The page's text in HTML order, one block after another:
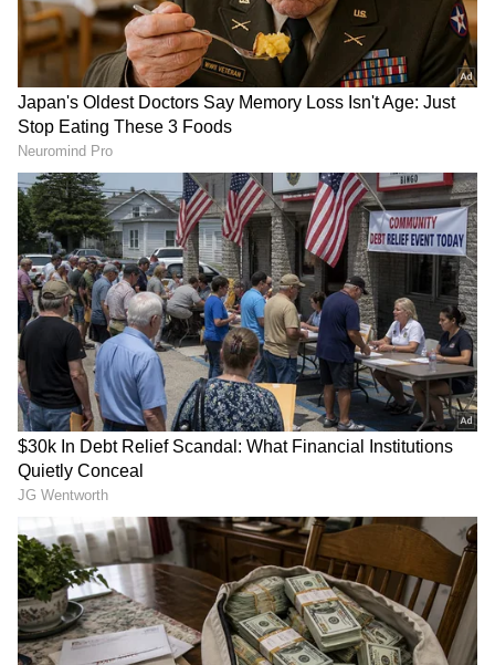
ಸರ್ಕಾರಿ ಆಸ್ಪತ್ರೆಗಳಿಗೆ ಆಗಮಿಸುವ ಬಡ ಹಾಗೂ ಮಧ್ಯಮ
ವರ್ಗದ ಜನರಿಗೆ ಉತ್ತಮ ಚಿಕಿತ್ಸೆ ಮತ್ತು ಮಾನವೀಯ ಸೇವೆ
ದೊರಕುವುದು ಅತ್ಯಂತ ಮುಖ್ಯವಾಗಿದೆ. ಈ ನಿಟ್ಟಿನಲ್ಲಿ
ಆಸ್ಪತ್ರೆಯ ಆಡಳಿತ ಹೆಚ್ಚಿನ ಗಮನಹರಿಸಬೇಕು ಎಂದು
ತಿಳಿಸಿದರು. ಆಸ್ಪತ್ರೆಯ ಕ್ಯಾಂಟೀನ್‌ಗೆ ಭೇಟಿ ನೀಡಿ, ಸ್ವಚ್ಛತೆ
ಪರಿಶೀಲನೆ ನಡೆಸಿದರು.
ಸಂಸದರ ದಿಢೀರ್ ಭೇಟಿ ಹಿನ್ನೆಲೆ ಆಸ್ಪತ್ರೆ ಸಿಬ್ಬಂದಿ ಹಾಗೂ
ಅಧಿಕಾರಿಗಳಲ್ಲಿ ಚಟುವಟಿಕೆ ಕಂಡುಬಂದಿತು. ರೋಗಿಗಳು
ಹಾಗೂ ಸಾರ್ವಜನಿಕರು ಸಂಸದರ ಈ ಪರಿಶೀಲನಾ ಕ್ರಮವನ್ನು
ಸ್ವಾಗತಿಸಿ ಮೆಚ್ಚುಗೆ ವ್ಯಕ್ತಪಡಿಸಿದರು.
(kannada news live ) ಸಂಪೂರ್ಣ ಮಾಹಿತಿ ಒಂದೇ
ಕ್ಲಿಕ್‌ನಲ್ಲಿ ಲಭ್ಯ. ಏಷ್ಯಾನೆಟ್ ಸುವರ್ಣ ನ್ಯೂಸ್ ಅಧಿಕೃತ
ಆ್ಯಪ್ ಡೌನ್‌ಲೋಡ್ ಮಾಡಿ ಹಾಗು ಎಲ್ಲಾ ಅಪ್‌ಡೇಟ್
ಗಳನ್ನು ಪಡೆಯಿರಿ
RECOMMENDED STORIES